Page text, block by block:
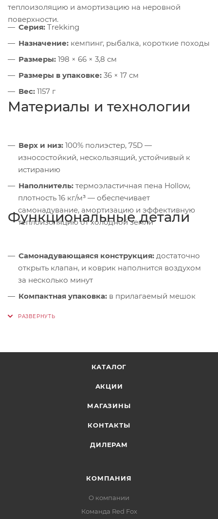
теплоизоляцию и амортизацию на неровной
поверхности.
Серия: Trekking
Назначение: кемпинг, рыбалка, короткие походы
Размеры: 198 × 66 × 3,8 см
Размеры в упаковке: 36 × 17 см
Вес: 1157 г
Материалы и технологии
Верх и низ: 100% полиэстер, 75D —
износостойкий, нескользящий, устойчивый к
истиранию
Наполнитель: термоэластичная пена Hollow,
плотность 16 кг/м³ — обеспечивает
самонадувание, амортизацию и эффективную
теплоизоляцию от холодной земли
Функциональные детали
Самонадувающаяся конструкция: достаточно
открыть клапан, и коврик наполнится воздухом
за несколько минут
Компактная упаковка: в прилагаемый мешок
КАТАЛОГ
АКЦИИ
МАГАЗИНЫ
КОНТАКТЫ
ДИЛЕРАМ
КОМПАНИЯ
О компании
Команда Red Fox